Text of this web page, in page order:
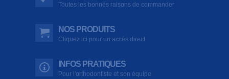
Toutes les bonnes raisons de commander
NOS PRODUITS
Cliquez ici pour un accès direct
INFOS PRATIQUES
Pour l'orthodontiste et son équipe